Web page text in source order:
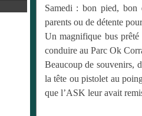
Samedi : bon pied, bon
parents ou de détente
Un magnifique bus
conduire au Parc Ok
Beaucoup de souvenirs,
la tête ou pistolet au
que l’ASK leur avait